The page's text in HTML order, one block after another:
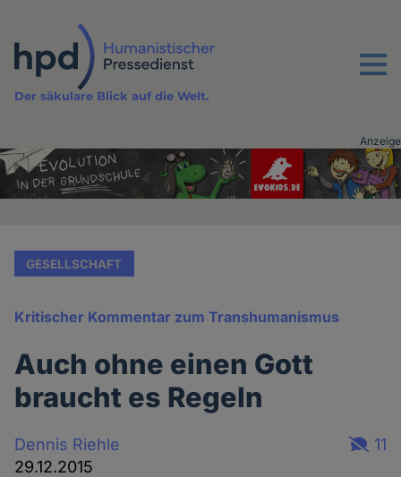
Inhalt
Menu
Der säkulare Blick auf die Welt.
Advertising
vor
Anzeige
GESELLSCHAFT
Kritischer Kommentar zum Transhumanismus
Auch ohne einen Gott
braucht es Regeln
Dennis Riehle
29.12.2015
11